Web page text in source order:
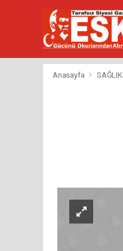
Anasayfa SAĞLIK